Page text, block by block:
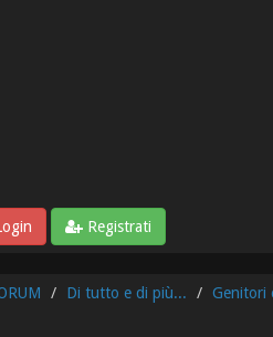
Registrati
Di tutto e di più... Genitori